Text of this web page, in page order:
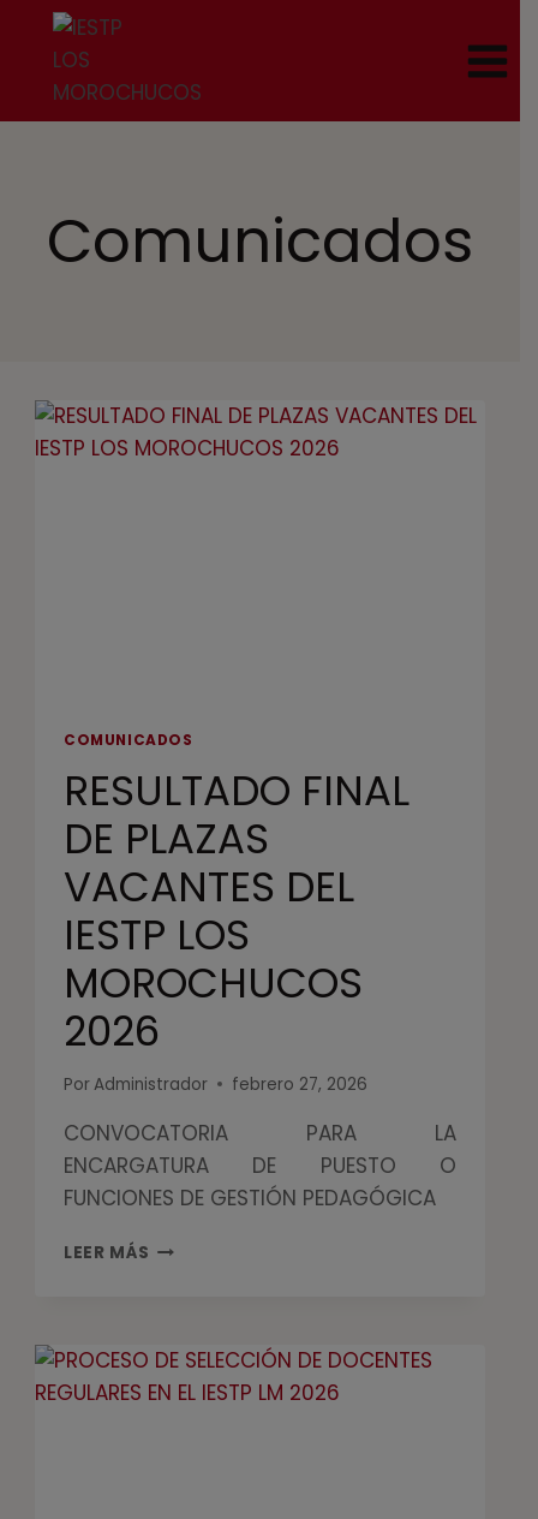
Comunicados
COMUNICADOS
RESULTADO FINAL
DE PLAZAS
VACANTES DEL
IESTP LOS
MOROCHUCOS
2026
PorAdministrador febrero 27, 2026
CONVOCATORIA PARA LA
ENCARGATURA DE PUESTO O
FUNCIONES DE GESTIÓN PEDAGÓGICA
LEER MÁS